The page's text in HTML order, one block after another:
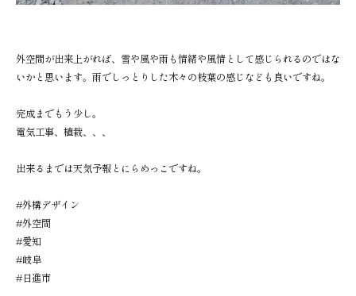
外空間が出来上がれば、雪や風や雨も情緒や風情として感じられるのではな
いかと思います。雨でしっとりした木々の枝葉の感じなども良いですね。
完成までもう少し。
電気工事、植栽、、、
出来るまでは天気予報とにらめっこですね。
#外構デザイン
#外空間
#愛知
#岐阜
#日進市